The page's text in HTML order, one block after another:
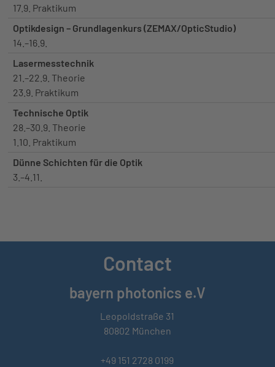
17.9. Praktikum
Optikdesign – Grundlagenkurs (ZEMAX/OpticStudio)
14.–16.9.
Lasermesstechnik
21.–22.9. Theorie
23.9. Praktikum
Technische Optik
28.–30.9. Theorie
1.10. Praktikum
Dünne Schichten für die Optik
3.–4.11.
Contact
bayern photonics e.V
Leopoldstraße 31
80802 München
+49 151 2728 0199